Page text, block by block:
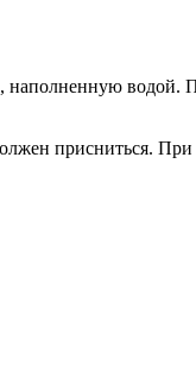
наполненную водой.
присниться.